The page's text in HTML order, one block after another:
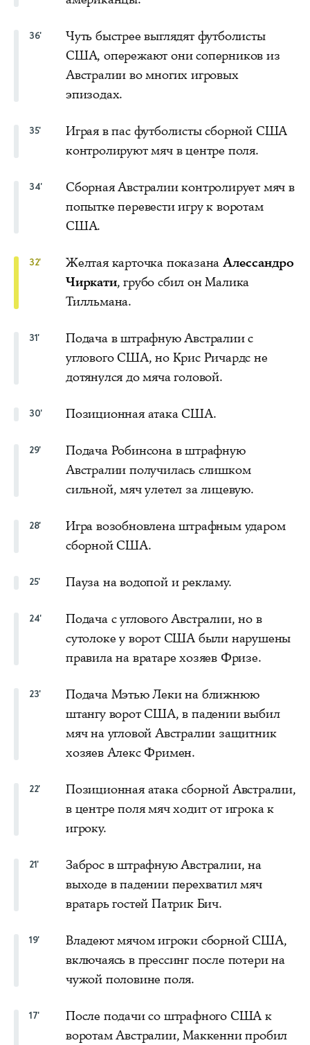
36'
Чуть быстрее выглядят футболисты
США, опережают они соперников из
Австралии во многих игровых
эпизодах.
35'
Играя в пас футболисты сборной США
контролируют мяч в центре поля.
34'
Сборная Австралии контролирует мяч в
попытке перевести игру к воротам
США.
32' Желтая карточка показана Алессандро
Чиркати, грубо сбил он Малика
Тилльмана.
31'
Подача в штрафную Австралии с
углового США, но Крис Ричардс не
дотянулся до мяча головой.
30' Позиционная атака США.
29'
Подача Робинсона в штрафную
Австралии получилась слишком
сильной, мяч улетел за лицевую.
28'
Игра возобновлена штрафным ударом
сборной США.
25' Пауза на водопой и рекламу.
24'
Подача с углового Австралии, но в
сутолоке у ворот США были нарушены
правила на вратаре хозяев Фризе.
23'
Подача Мэтью Леки на ближнюю
штангу ворот США, в падении выбил
мяч на угловой Австралии защитник
хозяев Алекс Фримен.
22'
Позиционная атака сборной Австралии,
в центре поля мяч ходит от игрока к
игроку.
21'
Заброс в штрафную Австралии, на
выходе в падении перехватил мяч
вратарь гостей Патрик Бич.
19'
Владеют мячом игроки сборной США,
включаясь в прессинг после потери на
чужой половине поля.
17'
После подачи со штрафного США к
воротам Австралии, Маккенни пробил